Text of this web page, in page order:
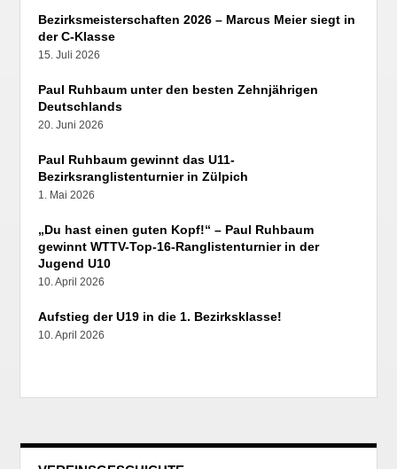
Bezirksmeisterschaften 2026 – Marcus Meier siegt in
der C-Klasse
15. Juli 2026
Paul Ruhbaum unter den besten Zehnjährigen
Deutschlands
20. Juni 2026
Paul Ruhbaum gewinnt das U11-
Bezirksranglistenturnier in Zülpich
1. Mai 2026
„Du hast einen guten Kopf!“ – Paul Ruhbaum
gewinnt WTTV-Top-16-Ranglistenturnier in der
Jugend U10
10. April 2026
Aufstieg der U19 in die 1. Bezirksklasse!
10. April 2026